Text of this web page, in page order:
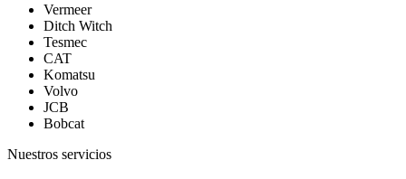
Vermeer
Ditch Witch
Tesmec
CAT
Komatsu
Volvo
JCB
Bobcat
Nuestros servicios